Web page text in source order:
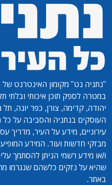
"נתניה נט" מקומון האינטרנט
במטרה לספק תוכן איכותי ובלתי
יהודה, קדימה, צורן, כפר יונה, תל
העוסקים בנתניה והסביבה על כל
עירוניים, מידע על העיר, מדריך
מבזקי חדשות ועוד. המידע
ו/או מידע רשמי הניתן להסתמך
שהיא על נזקים כלשהם שנגרמו
באתר.